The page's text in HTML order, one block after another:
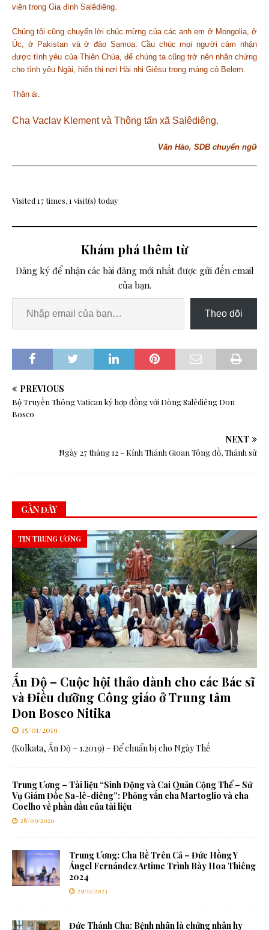
viên trong Gia đình Salêdiêng.
Chúng tôi cũng chuyển lời chúc mừng của các anh em ở Mongolia, ở
Úc, ở Pakistan và ở đảo Samoa. Cầu chúc mọi người cảm nhận
được tình yêu của Thiên Chúa, để chúng ta cũng trở nên nhân chứng
cho tình yêu Ngài, hiển thị nơi Hài nhi Giêsu trong máng cỏ Belem.
Thân ái.
Cha Vaclav Klement và Thông tấn xã Salêdiêng.
Văn Hào, SDB chuyển ngữ
Visited 17 times, 1 visit(s) today
Khám phá thêm từ
Đăng ký để nhận các bài đăng mới nhất được gửi đến email
của bạn.
Theo dõi
PREVIOUS
Bộ Truyền Thông Vatican ký hợp đồng với Dòng Salêdiêng Don
Bosco
NEXT
Ngày 27 tháng 12 – Kính Thánh Gioan Tông đồ, Thánh sử
GẦN ĐÂY
Ấn Độ – Cuộc hội thảo dành cho các Bác sĩ
và Điều dưỡng Công giáo ở Trung tâm
Don Bosco Nitika
TIN TRUNG ƯƠNG
15/01/2019
(Kolkata, Ấn Độ – 1.2019) – Để chuẩn bị cho Ngày Thế
Trung Ương – Tài liệu “Sinh Động và Cai Quản Cộng Thể – Sứ
Vụ Giám Đốc Sa-lê-diêng”: Phỏng vấn cha Martoglio và cha
Coelho về phần đầu của tài liệu
28/09/2020
Trung Ương: Cha Bề Trên Cả – Đức Hồng Y
Ángel Fernández Artime Trình Bày Hoa Thiêng
2024
29/12/2023
Đức Thánh Cha: Bệnh nhân là chứng nhân hy